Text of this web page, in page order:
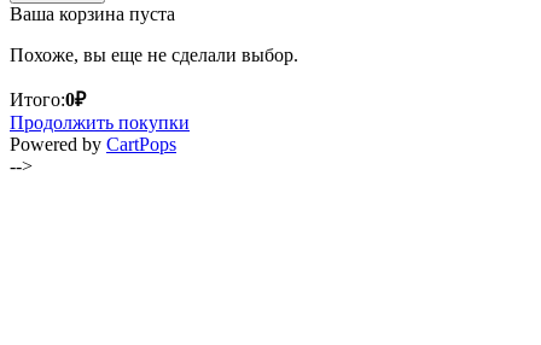
Ваша корзина пуста
Похоже, вы еще не сделали выбор.
Итого:0₽
Продолжить покупки
Powered by CartPops(opens
-->